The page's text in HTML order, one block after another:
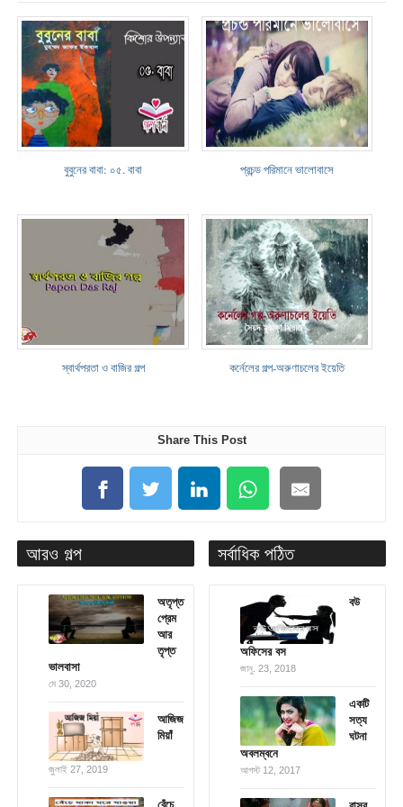
বুবুনের বাবা: ০৫. বাবা প্রচন্ড পরিমানে ভালোবাসে
স্বার্থপরতা ও বাজির গল্প কর্নেলের গল্প-অরুণাচলের ইয়েতি
Share This Post
আরও গল্প
অতৃপ্ত
প্রেম
আর
তৃপ্ত
ভালবাসা
মে 30, 2020
আজিজ
মিয়াঁ
জুলাই 27, 2019
সর্বাধিক পঠিত
বউ
অফিসের বস
জানু. 23, 2018
একটি
সত্য
ঘটনা
অবলম্বনে
আগস্ট 12, 2017